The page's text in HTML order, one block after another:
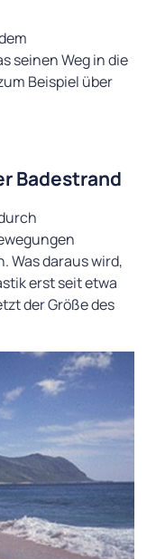
seinen Weg in die
Beispiel über
Badestrand
Was daraus wird,
erst seit etwa
der Größe des